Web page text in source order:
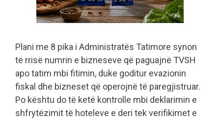
Plani me 8 pika i Administratës Tatimore synon
të rrisë numrin e bizneseve që paguajnë TVSH
apo tatim mbi fitimin, duke goditur evazionin
fiskal dhe bizneset që operojnë të paregjistruar.
Po kështu do të ketë kontrolle mbi deklarimin e
shfrytëzimit të hoteleve e deri tek verifikimet e